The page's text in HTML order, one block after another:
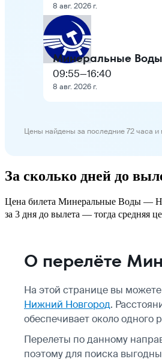
8 авг. 2026 г.
09:55—16:40
8 авг. 2026 г.
Цены найдены за последние 72 часа и
За сколько дней до
Цена билета Минеральные Воды —
за 3 дня до вылета — тогда средняя
О перелёте
На этой странице вы
Нижний Новгород.
обеспечивает около одного
Перелеты по данному
поэтому для поиска